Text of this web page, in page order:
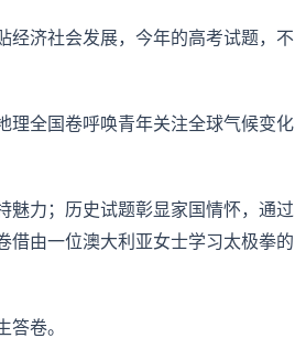
经济社会发展，今年的高考试题，不
理全国卷呼唤青年关注全球气候变化
魅力；历史试题彰显家国情怀，通过
由一位澳大利亚女士学习太极拳的
卷。